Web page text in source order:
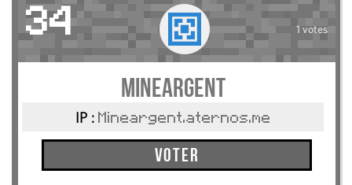
34 1 votes
Mineargent
IP : Mineargent.aternos.me
Voter